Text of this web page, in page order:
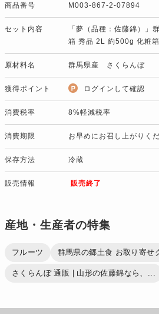
商品番号 M003-867-2-07894
セット内容
「夢（品種：佐藤錦）」
箱 秀品 2L 約500g 化粧箱
原材料名 群馬県産 さくらんぼ
獲得ポイント ログインして確認
消費税率 8%軽減税率
消費期限 お早めにお召し上がりくだ
保存方法 冷蔵
販売情報 販売終了
産地・生産者の特集
フルーツ 群馬県の郷土食 お取り寄せ
さくらんぼ 通販 | 山形の佐藤錦なら、...